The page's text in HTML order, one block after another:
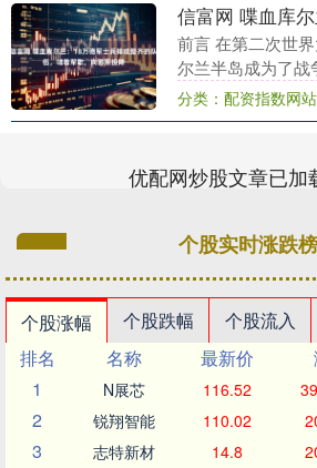
前言 在第二次世
尔兰半岛成为了战
事，是一段铭记
诗。这片位于拉
分类：配资指数网站
优配网炒股文章已加
个股实时涨跌榜
个股涨幅 个股跌幅 个股流入
排名
名称 最新价
1
N展芯 116.52
2 锐翔智能 110.02
3 志特新材 14.8